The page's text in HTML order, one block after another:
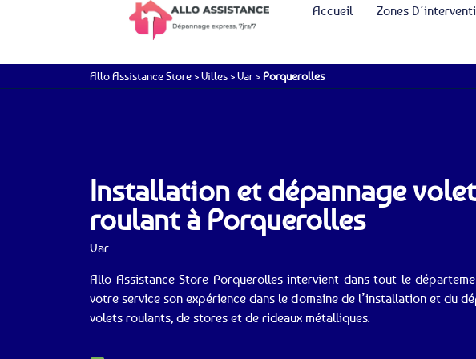
Accueil Zones
Allo Assistance Store >Villes >Var >Porquerolles
Installation et dépannage volet
roulant à Porquerolles
Var
Allo Assistance Store Porquerolles intervient dans tout le
votre service son expérience dans le domaine de l’installation et du
volets roulants, de stores et de rideaux métalliques.